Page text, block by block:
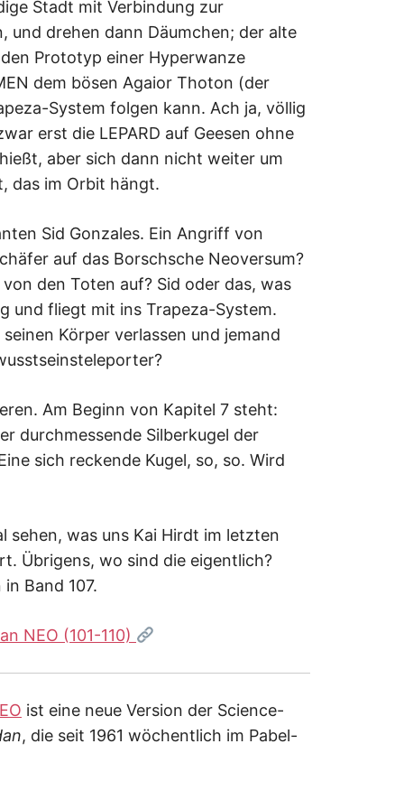
Stadt mit Verbindung zur
und drehen dann Däumchen; der alte
Prototyp einer Hyperwanze
dem bösen Agaior Thoton (der
System folgen kann. Ach ja, völlig
erst die LEPARD auf Geesen ohne
aber sich dann nicht weiter um
das im Orbit hängt.
Sid Gonzales. Ein Angriff von
auf das Borschsche Neoversum?
den Toten auf? Sid oder das, was
und fliegt mit ins Trapeza-System.
Körper verlassen und jemand
Am Beginn von Kapitel 7 steht:
durchmessende Silberkugel der
sich reckende Kugel, so, so. Wird
was uns Kai Hirdt im letzten
Übrigens, wo sind die eigentlich?
Band 107.
NEO (101-110)
ist eine neue Version der Science-
, die seit 1961 wöchentlich im Pabel-